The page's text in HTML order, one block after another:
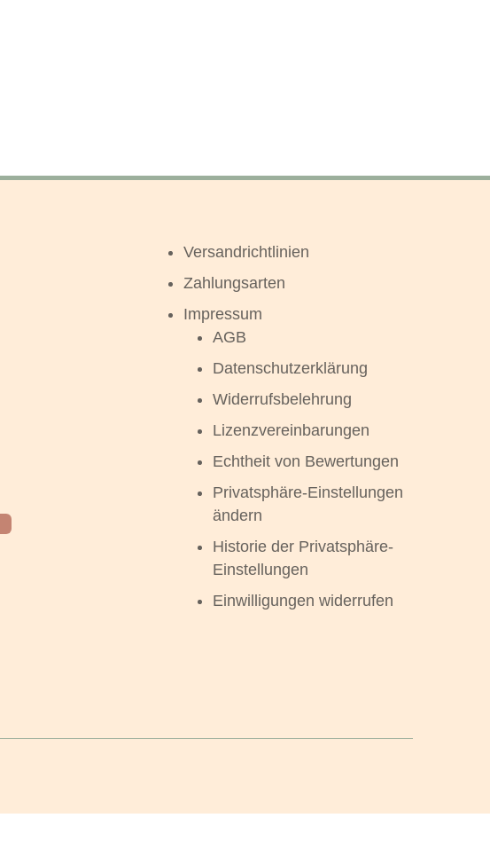
Versandrichtlinien
Zahlungsarten
Impressum
AGB
Datenschutzerklärung
Widerrufsbelehrung
Lizenzvereinbarungen
Echtheit von Bewertungen
Privatsphäre-Einstellungen
ändern
Historie der Privatsphäre-
Einstellungen
Einwilligungen widerrufen